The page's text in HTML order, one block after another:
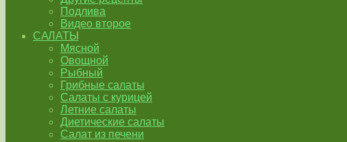
Подлива
Видео второе
САЛАТЫ
Мясной
Овощной
Рыбный
Грибные салаты
Салаты с курицей
Летние салаты
Диетические салаты
Салат из печени